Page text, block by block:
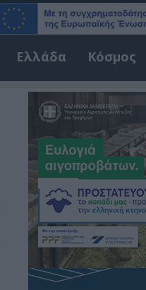
Ελλάδα Κόσμος